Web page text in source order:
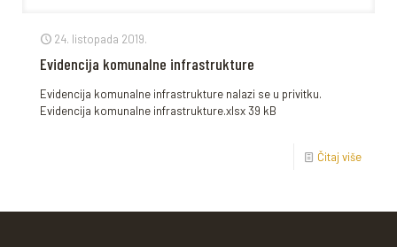
24. listopada 2019.
Evidencija komunalne infrastrukture
Evidencija komunalne infrastrukture nalazi se u privitku.
Evidencija komunalne infrastrukture.xlsx 39 kB
Čitaj više